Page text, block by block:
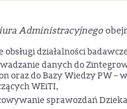
Administracyjnego
obsługi działalności
danych do
oraz do Bazy Wiedzy PW
WEiTI,
sprawozdań